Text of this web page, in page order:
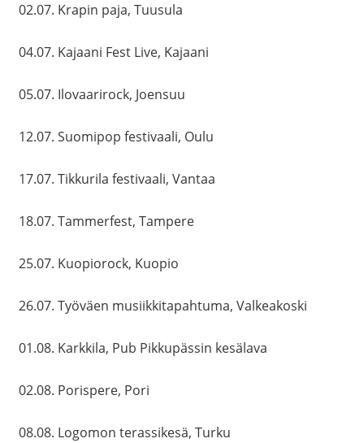
02.07. Krapin paja, Tuusula
04.07. Kajaani Fest Live, Kajaani
05.07. Ilovaarirock, Joensuu
12.07. Suomipop festivaali, Oulu
17.07. Tikkurila festivaali, Vantaa
18.07. Tammerfest, Tampere
25.07. Kuopiorock, Kuopio
26.07. Työväen musiikkitapahtuma, Valkeakoski
01.08. Karkkila, Pub Pikkupässin kesälava
02.08. Porispere, Pori
08.08. Logomon terassikesä, Turku